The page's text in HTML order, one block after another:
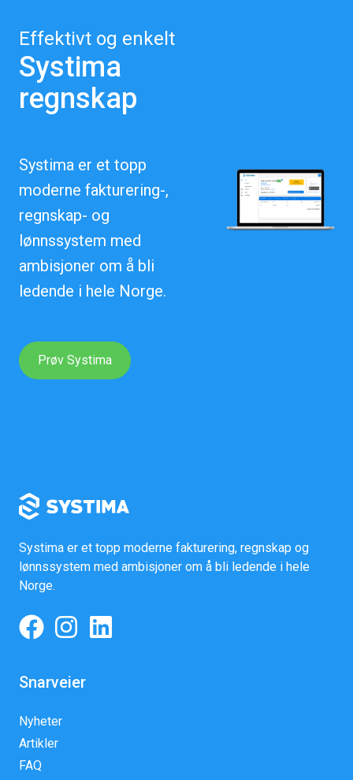
Effektivt og enkelt
Systima
regnskap
Systima er et topp
moderne fakturering-,
regnskap- og
lønnssystem med
ambisjoner om å bli
ledende i hele Norge.
Prøv Systima
Systima er et topp moderne fakturering, regnskap og
lønnssystem med ambisjoner om å bli ledende i hele
Norge.
Snarveier
Nyheter
Artikler
FAQ